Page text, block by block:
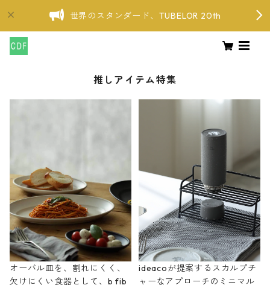
世界のスタンダード、TUBELOR 20th
推しアイテム特集
オーバル皿を、割れにくく、
欠けにくい食器として、b fib
ideacoが提案するスカルプチ
ャーなアプローチのミニマル